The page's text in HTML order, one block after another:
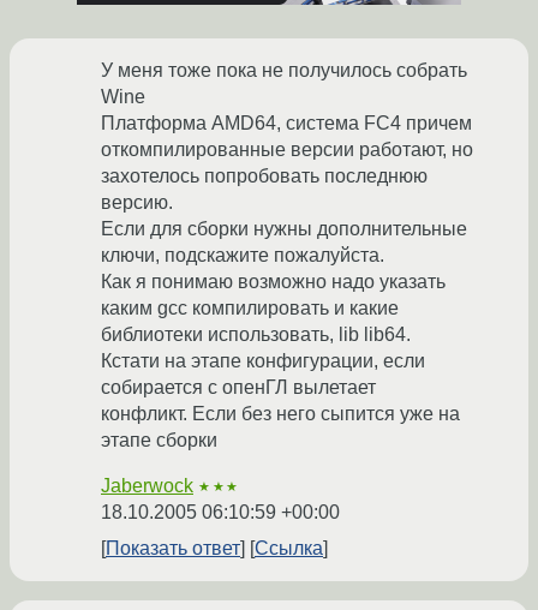
У меня тоже пока не получилось собрать
Wine
Платформа AMD64, система FC4 причем
откомпилированные версии работают, но
захотелось попробовать последнюю
версию.
Если для сборки нужны дополнительные
ключи, подскажите пожалуйста.
Как я понимаю возможно надо указать
каким gcc компилировать и какие
библиотеки использовать, lib lib64.
Кстати на этапе конфигурации, если
собирается с опенГЛ вылетает
конфликт. Если без него сыпится уже на
этапе сборки
Jaberwock ★★★
18.10.2005 06:10:59 +00:00
Показать ответ
Ссылка